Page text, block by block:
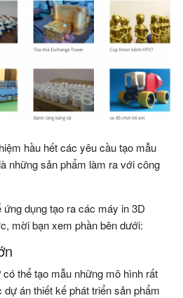
hầu hết các yêu cầu tạo mẫu
những sản phẩm làm ra với công
dụng tạo ra các máy in 3D
mời bạn xem phần bên dưới:
thể tạo mẫu những mô hình rất
án thiết kế phát triển sản phẩm